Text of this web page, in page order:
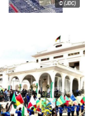
© (JDC)